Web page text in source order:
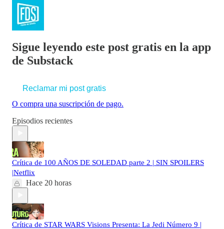
Sigue leyendo este post gratis en la app
de Substack
Reclamar mi post gratis
O compra una suscripción de pago.
Episodios recientes
Crítica de 100 AÑOS DE SOLEDAD parte 2 | SIN SPOILERS
|Netflix
Hace 20 horas
Crítica de STAR WARS Visions Presenta: La Jedi Número 9 |